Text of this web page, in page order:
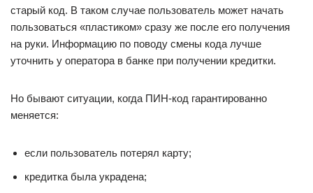
старый код. В таком случае пользователь может начать
пользоваться «пластиком» сразу же после его получения
на руки. Информацию по поводу смены кода лучше
уточнить у оператора в банке при получении кредитки.
Но бывают ситуации, когда ПИН-код гарантированно
меняется:
если пользователь потерял карту;
кредитка была украдена;